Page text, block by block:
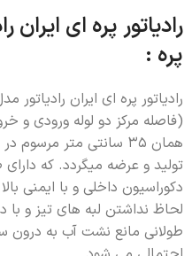
پره :
همان 35 سانتی متر
تولید و عرضه میگردد. که
دکوراسیون داخلی و با ایمنی
لحاظ نداشتن لبه های تیز و
طولانی مانع نشت آب به درون